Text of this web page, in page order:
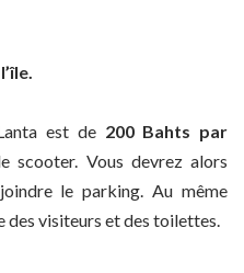
est de 200 Bahts par
scooter. Vous devrez alors
le parking. Au même
des visiteurs et des toilettes.